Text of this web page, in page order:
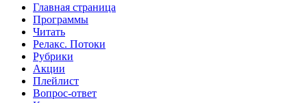
Главная страница
Программы
Читать
Релакс. Потоки
Рубрики
Акции
Плейлист
Вопрос-ответ